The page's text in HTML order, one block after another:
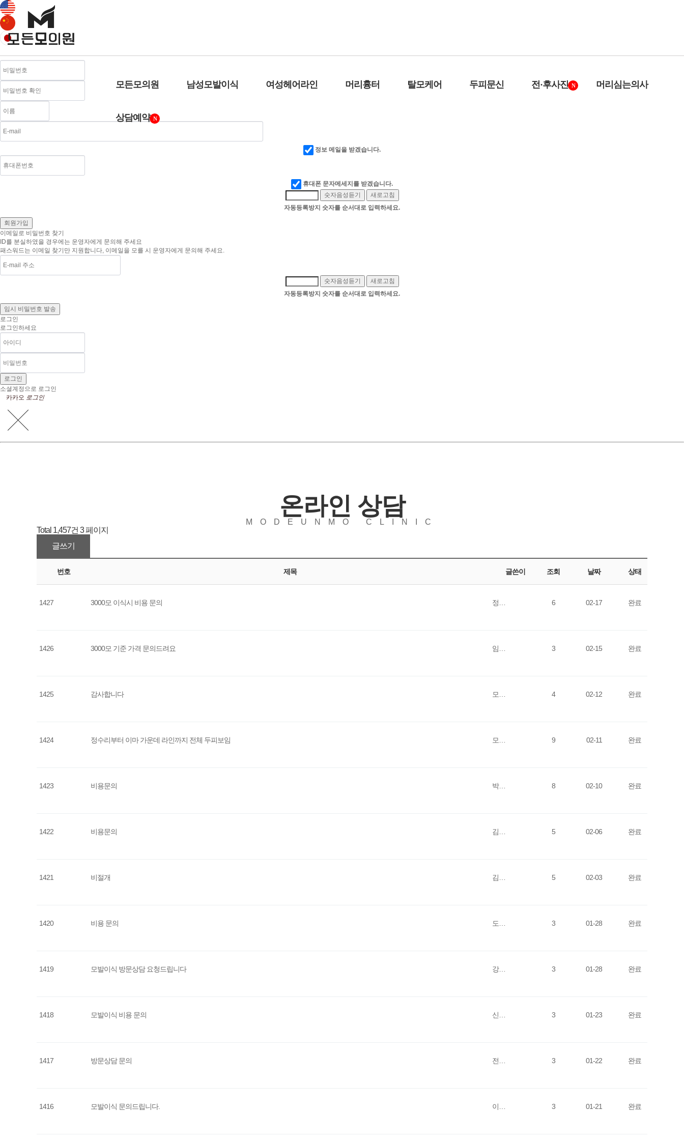
로그인
아이디 / 비밀번호 찾기
MEMBER JOIN
모든클리닉 회원가입
정보 메일을 받겠습니다.
휴대폰 문자메세지를 받겠습니다.
숫자음성듣기
새로고침
자동등록방지 숫자를 순서대로 입력하세요.
이메일로 비밀번호 찾기
ID를 분실하였을 경우에는 운영자에게 문의해 주세요
패스워드는 이메일 찾기만 지원합니다, 이메일을 모를 시 운영자에게 문의해 주세요.
숫자음성듣기
새로고침
자동등록방지 숫자를 순서대로 입력하세요.
로그인
로그인하세요
소셜계정으로 로그인
카카오 로그인
모든모의원 남성모발이식 여성헤어라인 머리흉터 탈모케어 두피문신 N
전·후사진 머리심는의사
N
상담예약
온라인 상담
MODEUNMO CLINIC
Total 1,457건 3 페이지
글쓰기
번호 제목 글쓴이 조회 날짜 상태
1427 3000모 이식시 비용 문의 정… 6 02-17 완료
1426 3000모 기준 가격 문의드려요 임… 3 02-15 완료
1425 감사합니다 모… 4 02-12 완료
1424 정수리부터 이마 가운데 라인까지 전체 두피보임 모… 9 02-11 완료
1423 비용문의 박… 8 02-10 완료
1422 비용문의 김… 5 02-06 완료
1421 비절개 김… 5 02-03 완료
1420 비용 문의 도… 3 01-28 완료
1419 모발이식 방문상담 요청드립니다 강… 3 01-28 완료
1418 모발이식 비용 문의 신… 3 01-23 완료
1417 방문상담 문의 전… 3 01-22 완료
1416 모발이식 문의드립니다. 이… 3 01-21 완료